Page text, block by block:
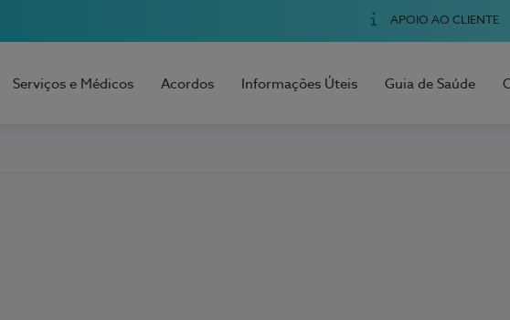
APOIO AO CLIENTE
Serviços e Médicos Acordos Informações Úteis Guia de Saúde